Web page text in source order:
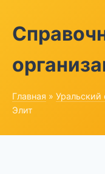
Главная » Уральский
Элит